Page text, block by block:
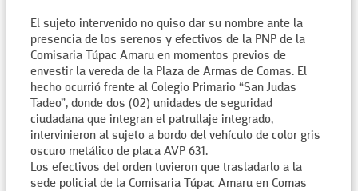
El sujeto intervenido no quiso dar su nombre ante la
presencia de los serenos y efectivos de la PNP de la
Comisaria Túpac Amaru en momentos previos de
envestir la vereda de la Plaza de Armas de Comas. El
hecho ocurrió frente al Colegio Primario “San Judas
Tadeo”, donde dos (02) unidades de seguridad
ciudadana que integran el patrullaje integrado,
intervinieron al sujeto a bordo del vehículo de color gris
oscuro metálico de placa AVP 631.
Los efectivos del orden tuvieron que trasladarlo a la
sede policial de la Comisaria Túpac Amaru en Comas